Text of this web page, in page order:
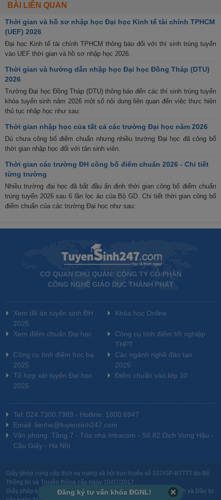
BÀI LIÊN QUAN
Thời gian và hồ sơ nhập học Đại học Kinh tế tài chính TPHCM
(UEF) 2026
Đại học Kinh tế tài chính TPHCM thông báo đối với thí sinh trúng tuyển
vào UEF thời gian và hồ sơ nhập học 2026.
Thời gian và hướng dẫn nhập học Đại học Đồng Tháp (DTU)
2026
Trường Đại học Đồng Tháp (DTU) thông báo đến các thí sinh trúng tuyển
khóa tuyển sinh năm 2026 một số nội dung liên quan đến việc thực hiện
thủ tục nhập học như sau:
Thời gian nhập học của tất cả các trường Đại học năm 2026
Dù chưa công bố điểm chuẩn nhưng nhiều trường Đại học đã công bố
thời gian nhập học đối với tân sinh viên.
Thời gian các trường ĐH công bố điểm chuẩn 2026 - Chi tiết
từng trường
Nhiều trường đại học đã bắt đầu ấn định thời gian công bố điểm chuẩn
trúng tuyển 2026 sau 6 lần lọc ảo của Bộ GD. Chi tiết thời gian công bố
điểm chuẩn của các trường Đại học như sau:
CƠ QUAN CHỦ QUẢN: CÔNG TY CỔ PHẦN
CÔNG NGHỆ GIÁO DỤC THÀNH PHÁT
Xem đề án tuyển sinh ĐH
2025
Khóa học Online
Xem điểm chuẩn Đại học
Công cụ tính điểm tốt nghiệp
THPT
Công cụ tính điểm học bạ
2025
Các ngành nghề đào tạo
2025
Tổ hợp xét tuyển Đại học
2025
Điểm chuẩn vào lớp 10
Tel: 024.7300.7989 - Hotline: 1800.6947
Email: lienhe@tuyensinh247.com
Văn phòng: Tầng 7 - Tòa nhà Intracom - Số 82 Dịch Vọng Hậu -
Cầu Giấy - Hà Nội
Giấy phép cung cấp dịch vụ mạng xã hội trực tuyến số 337/GP-BTTTT do Bộ
Thông tin và Truyền thông cấp ngày 10/07/2017.
Giấy phép kinh doanh giáo dục: MST-0106478082 do Sở Kế hoạch và Đầu tư
Đăng ký tư vấn khóa ĐGNL!